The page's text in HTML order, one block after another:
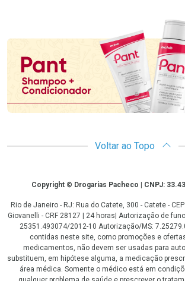
Promoção em Destaque
Voltar ao Topo
CopyrightCopyright © Drogarias Pacheco | CNPJ:
Rio de Janeiro - RJ: Rua do Catete, 300 - Catete -
Giovanelli - CRF 28127 | 24 horas| Autorização de
25351.493074/2012-10 Autorização/MS:
contidas neste site, como promoções e
medicamentos, não devem ser usadas para
substituem, em hipótese alguma, a medicação
área médica. Somente o médico está em